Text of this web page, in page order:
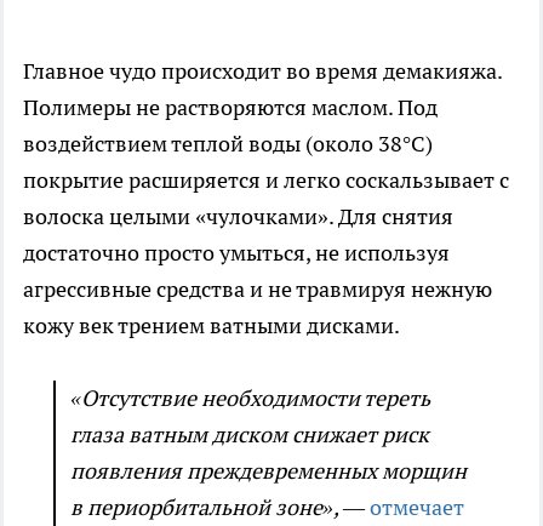
Главное чудо происходит во время демакияжа.
Полимеры не растворяются маслом. Под
воздействием теплой воды (около 38°C)
покрытие расширяется и легко соскальзывает с
волоска целыми «чулочками». Для снятия
достаточно просто умыться, не используя
агрессивные средства и не травмируя нежную
кожу век трением ватными дисками.
«Отсутствие необходимости тереть
глаза ватным диском снижает риск
появления преждевременных морщин
в периорбитальной зоне»,—отмечает